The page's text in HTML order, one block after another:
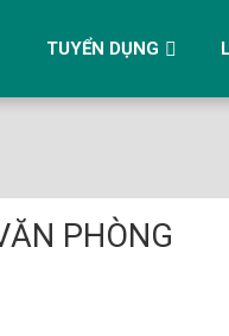
TUYỂN DỤNG
PHÒNG